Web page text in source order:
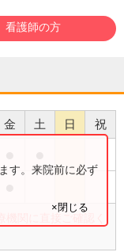
看護師の方
金 土 日 祝
関に直接ご確認く
す。来院前に必ず
×閉じる